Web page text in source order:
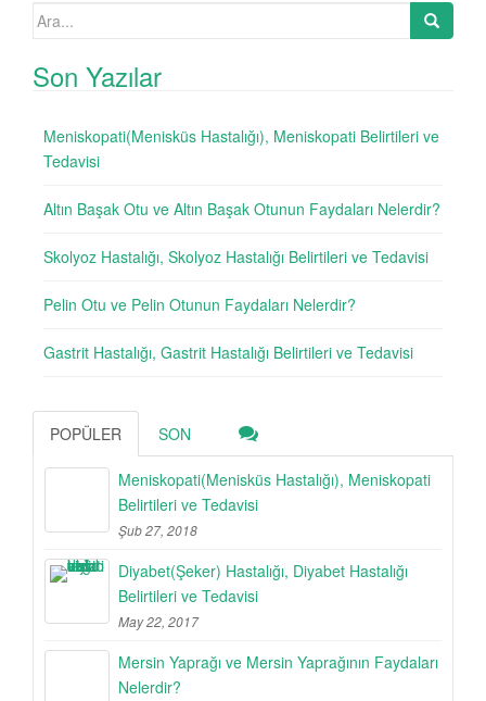
Search
Son Yazılar
Meniskopati(Menisküs Hastalığı), Meniskopati Belirtileri ve
Tedavisi
Altın Başak Otu ve Altın Başak Otunun Faydaları Nelerdir?
Skolyoz Hastalığı, Skolyoz Hastalığı Belirtileri ve Tedavisi
Pelin Otu ve Pelin Otunun Faydaları Nelerdir?
Gastrit Hastalığı, Gastrit Hastalığı Belirtileri ve Tedavisi
POPÜLER SON
Meniskopati(Menisküs Hastalığı), Meniskopati
Belirtileri ve Tedavisi
Şub 27, 2018
Diyabet(Şeker) Hastalığı, Diyabet Hastalığı
Belirtileri ve Tedavisi
May 22, 2017
Mersin Yaprağı ve Mersin Yaprağının Faydaları
Nelerdir?